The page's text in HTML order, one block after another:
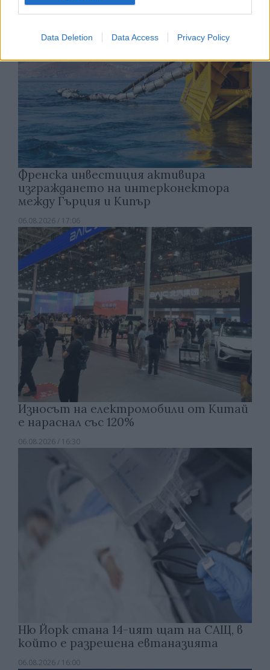
Data Deletion Data Access Privacy Policy
Френска инвестиция активира
изграждането на интерконектора
между Гърция и Кипър
06.08.2026 / 17:06
Износът на електромобили от Китай
е нараснал със 120%
06.08.2026 / 16:30
Ню Йорк стана 14-ият щат на САЩ, в
който е разрешена евтаназията
06.08.2026 / 16:00